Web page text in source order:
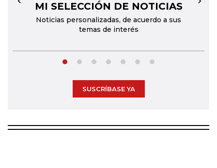
MI SELECCIÓN DE NOTICIAS
Noticias personalizadas, de acuerdo a sus
temas de interés
← →
SUSCRÍBASE YA